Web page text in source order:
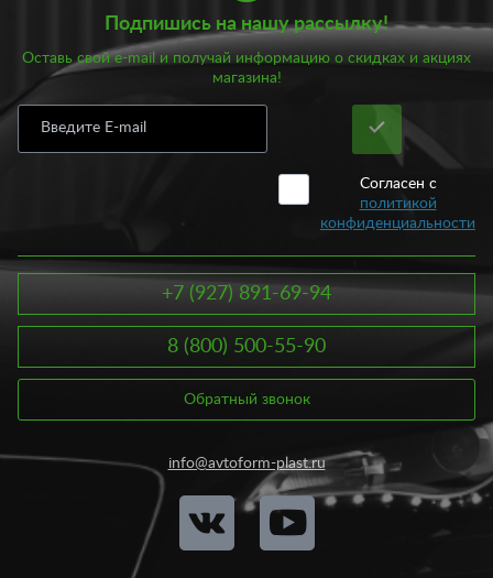
Подпишись на нашу рассылку!
Оставь свой e-mail и получай информацию о скидках и акциях
магазина!
Согласен с
политикой
конфиденциальности
+7 (927) 891-69-94
8 (800) 500-55-90
Обратный звонок
info@avtoform-plast.ru